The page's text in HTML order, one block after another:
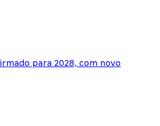
para 2028, com novo